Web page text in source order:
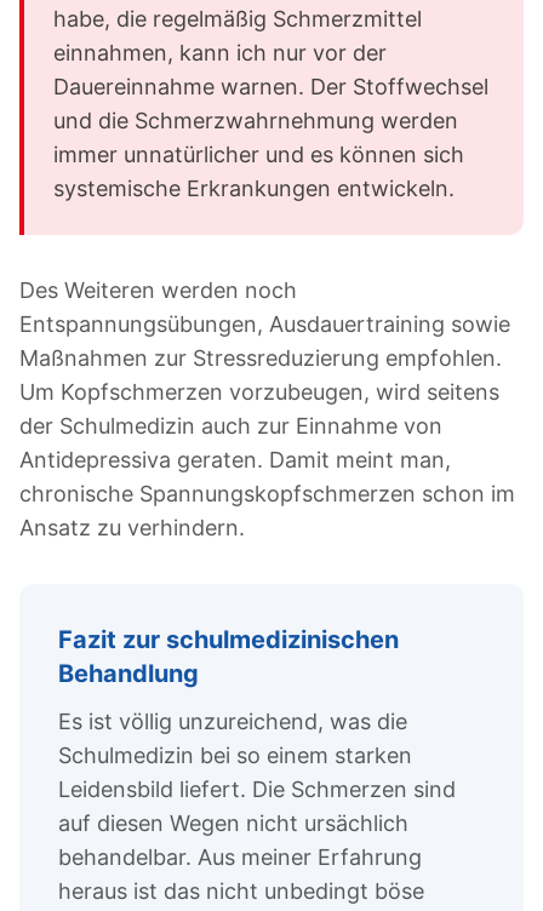
habe, die regelmäßig Schmerzmittel
einnahmen, kann ich nur vor der
Dauereinnahme warnen. Der Stoffwechsel
und die Schmerzwahrnehmung werden
immer unnatürlicher und es können sich
systemische Erkrankungen entwickeln.
Des Weiteren werden noch
Entspannungsübungen, Ausdauertraining sowie
Maßnahmen zur Stressreduzierung empfohlen.
Um Kopfschmerzen vorzubeugen, wird seitens
der Schulmedizin auch zur Einnahme von
Antidepressiva geraten. Damit meint man,
chronische Spannungskopfschmerzen schon im
Ansatz zu verhindern.
Fazit zur schulmedizinischen
Behandlung
Es ist völlig unzureichend, was die
Schulmedizin bei so einem starken
Leidensbild liefert. Die Schmerzen sind
auf diesen Wegen nicht ursächlich
behandelbar. Aus meiner Erfahrung
heraus ist das nicht unbedingt böse